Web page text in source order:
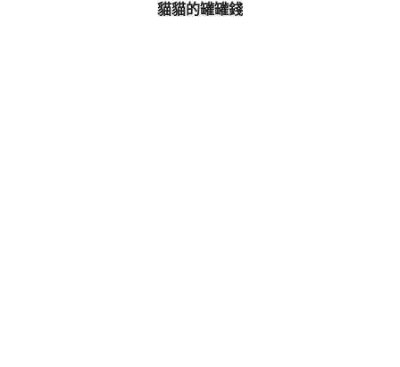
貓貓的罐罐錢